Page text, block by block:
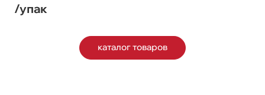
/упак
каталог товаров